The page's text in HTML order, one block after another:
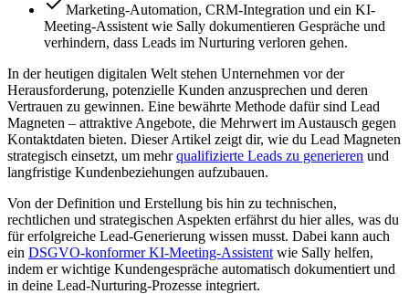
Marketing-Automation, CRM-Integration und ein KI-
Meeting-Assistent wie Sally dokumentieren Gespräche und
verhindern, dass Leads im Nurturing verloren gehen.
In der heutigen digitalen Welt stehen Unternehmen vor der
Herausforderung, potenzielle Kunden anzusprechen und deren
Vertrauen zu gewinnen. Eine bewährte Methode dafür sind Lead
Magneten – attraktive Angebote, die Mehrwert im Austausch gegen
Kontaktdaten bieten. Dieser Artikel zeigt dir, wie du Lead Magneten
strategisch einsetzt, um mehrqualifizierte Leads zu generieren und
langfristige Kundenbeziehungen aufzubauen.
Von der Definition und Erstellung bis hin zu technischen,
rechtlichen und strategischen Aspekten erfährst du hier alles, was du
für erfolgreiche Lead-Generierung wissen musst. Dabei kann auch
ein DSGVO-konformer KI-Meeting-Assistent wie Sally helfen,
indem er wichtige Kundengespräche automatisch dokumentiert und
in deine Lead-Nurturing-Prozesse integriert.